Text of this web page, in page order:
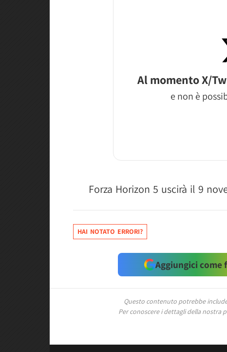
Al momento X/
e non è
Forza Horizon 5 uscirà il 9
HAI NOTATO ERRORI?
Aggiungici come
Questo contenuto potrebbe
Per conoscere i dettagli della nostra